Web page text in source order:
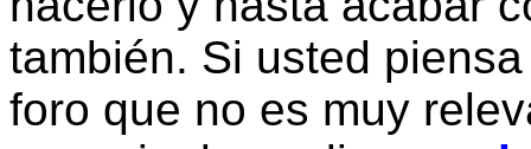
también. Si usted
foro que no es muy